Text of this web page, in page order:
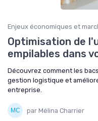
Enjeux économiques et
Optimisation de
empilables dans
Découvrez comment les
gestion logistique et
entreprise.
par Mélina Charrier